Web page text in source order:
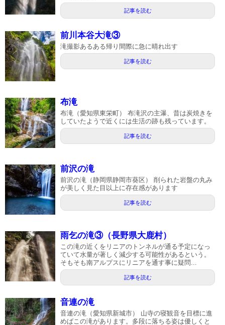
記事を読む
前川本谷大滝③
滝撮影あるある帰り間際に急に晴れ出す
記事を読む
布滝
布滝（愛知県東栄町） 布滝沢の主瀑、昔は炭焼きを
していたようで近くには生活の跡も残っています。
記事を読む
前沢の滝
前沢の滝（静岡県静岡市葵区） 削られた岩盤の丸み
が美しく見た目以上に存在感があります
記事を読む
雨乞の滝③（長野県大鹿村）
この滝の近くをリニアのトンネルが通る予定になっ
ていて水量が著しく減少する可能性があるという。
そもそも南アルプスにリニアを通す事に疑問...
記事を読む
音連の滝
音連の滝（愛知県新城市） 山寺の寝観音を目標に進
めばこの滝があります。多段に落ちる姿は優しくと